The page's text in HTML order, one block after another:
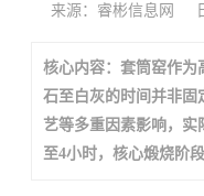
来源：睿彬信息网
核心内容：套筒窑作为
石至白灰的时间并非固
艺等多重因素影响，实
至4小时，核心煅烧阶